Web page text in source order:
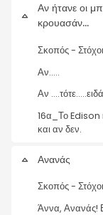
Collapse
Αν ήτανε οι
κρουασάν...
Σκοπός - Στόχοι
Αν.....
Αν
16α_Το Edison
και αν δεν.
Collapse
Ανανάς
Σκοπός - Στόχοι
Άννα, Ανανάς!